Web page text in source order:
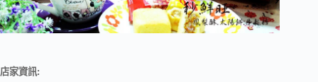
店家資訊: